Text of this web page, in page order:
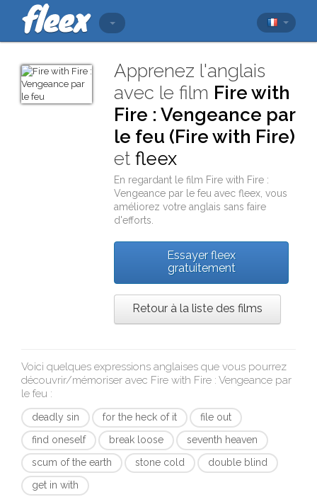
Apprenez l'anglais
avec le film Fire with
Fire : Vengeance par
le feu (Fire with Fire)
etfleex
En regardant le film Fire with Fire :
Vengeance par le feu avecfleex , vous
améliorez votre anglais sans faire
d'efforts.
Essayer fleex
gratuitement
Retour à la liste des films
Voici quelques expressions anglaises que vous pourrez
découvrir/mémoriser avec Fire with Fire : Vengeance par
le feu :
deadly sin for the heck of it
file out
find oneself
break loose
seventh heaven
scum of the earth
stone cold
double blind
get in with